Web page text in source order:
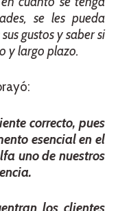
se les pueda
gustos y saber si
y largo plazo.
correcto, pues
esencial en el
uno de nuestros